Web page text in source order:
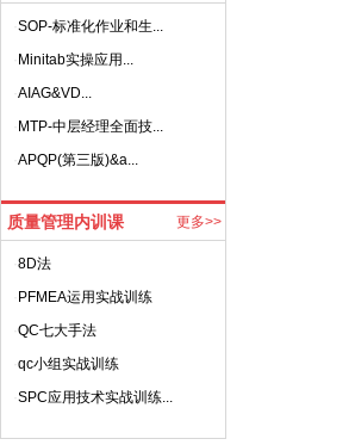
SOP-标准化作业和生...
Minitab实操应用...
AIAG&VD...
MTP-中层经理全面技...
APQP(第三版)&a...
质量管理内训课 更多>>
8D法
PFMEA运用实战训练
QC七大手法
qc小组实战训练
SPC应用技术实战训练...